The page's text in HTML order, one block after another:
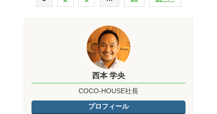
西本 学央
COCO-HOUSE社長
プロフィール